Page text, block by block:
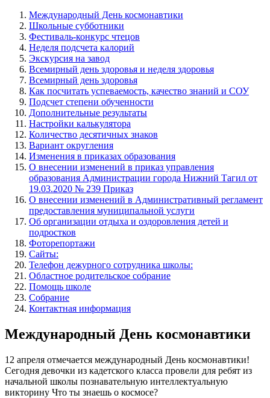
Международный День космонавтики
Школьные субботники
Фестиваль-конкурс чтецов
Неделя подсчета калорий
Экскурсия на завод
Всемирный день здоровья и неделя здоровья
Всемирный день здоровья
Как посчитать успеваемость, качество знаний и СОУ
Подсчет степени обученности
Дополнительные результаты
Настройки калькулятора
Количество десятичных знаков
Вариант округления
Изменения в приказах образования
О внесении изменений в приказ управления
образования Администрации города Нижний Тагил от
19.03.2020 № 239 Приказ
О внесении изменений в Административный регламент
предоставления муниципальной услуги
Об организации отдыха и оздоровления детей и
подростков
Фоторепортажи
Сайты:
Телефон дежурного сотрудника школы:
Областное родительское собрание
Помощь школе
Собрание
Контактная информация
Международный День космонавтики
12 апреля отмечается международный День космонавтики!
Сегодня девочки из кадетского класса провели для ребят из
начальной школы познавательную интеллектуальную
викторину Что ты знаешь о космосе?